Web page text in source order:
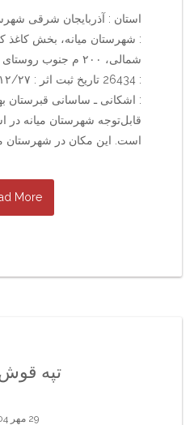
استان : آذربایجان شرقی
: شهرستان میانه، بخش کاغذ
شمالی، ۲۰۰ م جنوب
: اشکانی ـ ساسانی قبرستان
قابل‌توجه شهرستان میانه در
است. این مکان در شهرستان
More
تپه
29 مهر 1404